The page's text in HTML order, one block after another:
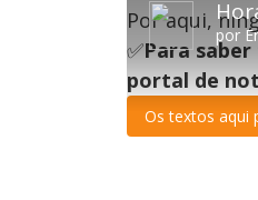
por
y
.
6
%
Por aqui,
✅Para
portal de
Os textos aqui